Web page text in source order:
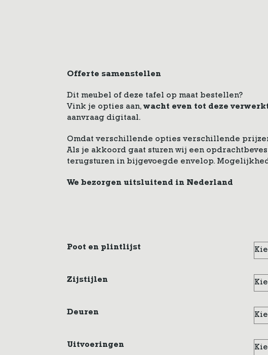
Offerte samenstellen
Dit meubel of deze tafel op maat bestellen?
Vink je opties aan, wacht even tot deze
aanvraag digitaal.
Omdat verschillende opties verschillende
Als je akkoord gaat sturen wij een
terugsturen in bijgevoegde envelop.
We bezorgen uitsluitend in Nederland
Poot en plintlijst
Zijstijlen
Deuren
Uitvoeringen